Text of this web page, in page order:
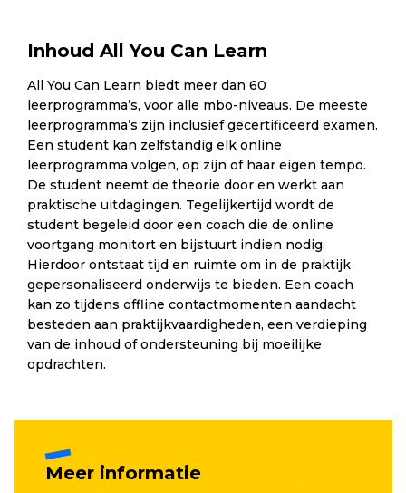
Inhoud All You Can Learn
All You Can Learn biedt meer dan 60
leerprogramma’s, voor alle mbo-niveaus. De meeste
leerprogramma’s zijn inclusief gecertificeerd examen.
Een student kan zelfstandig elk online
leerprogramma volgen, op zijn of haar eigen tempo.
De student neemt de theorie door en werkt aan
praktische uitdagingen. Tegelijkertijd wordt de
student begeleid door een coach die de online
voortgang monitort en bijstuurt indien nodig.
Hierdoor ontstaat tijd en ruimte om in de praktijk
gepersonaliseerd onderwijs te bieden. Een coach
kan zo tijdens offline contactmomenten aandacht
besteden aan praktijkvaardigheden, een verdieping
van de inhoud of ondersteuning bij moeilijke
opdrachten.
Meer informatie